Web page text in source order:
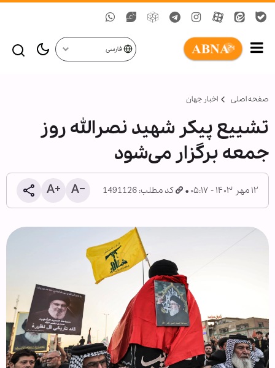
فارسی
صفحه اصلی اخبار جهان
تشییع پیکر شهید نصرالله روز
جمعه برگزار می‌شود
۱۲ مهر ۱۴۰۳ - ۰۵:۱۷ کد مطلب: 1491126